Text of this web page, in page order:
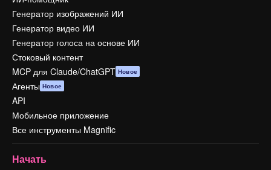
Генератор изображений ИИ
Генератор видео ИИ
Генератор голоса на основе ИИ
Стоковый контент
MCP для Claude/ChatGPT Новое
Агенты Новое
API
Мобильное приложение
Все инструменты Magnific
Начать